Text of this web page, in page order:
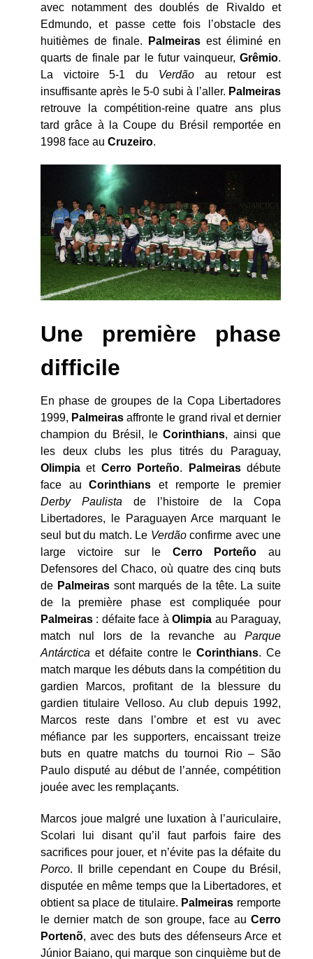
avec notamment des doublés de Rivaldo et
Edmundo, et passe cette fois l’obstacle des
huitièmes de finale.
Palmeiras est éliminé en
quarts de finale par le futur vainqueur, Grêmio.
La victoire 5-1 du Verdãoau retour est
insuffisante après le 5-0 subi à l’aller. Palmeiras
retrouve la compétition-reine quatre ans plus
tard grâce à la Coupe du Brésil remportée en
1998 face au Cruzeiro.
Une première phase
difficile
En phase de groupes de la Copa Libertadores
1999, Palmeiras affronte le grand rival et dernier
champion du Brésil, leCorinthians, ainsi que
les deux clubs les plus titrés du Paraguay,
Olimpia et Cerro Porteño. Palmeirasdébute
face auCorinthians et remporte le premier
Derby Paulista de l’histoire de la Copa
Libertadores, le Paraguayen Arce marquant le
seul but du match. Le Verdãoconfirme avec une
large victoire sur le Cerro Porteño au
Defensores del Chaco, où quatre des cinq buts
de Palmeirassont marqués de la tête. La suite
de la première phase est compliquée pour
Palmeiras : défaite face àOlimpia au Paraguay,
match nul lors de la revanche au Parque
Antárctica et défaite contre leCorinthians. Ce
match marque les débuts dans la compétition du
gardien Marcos, profitant de la blessure du
gardien titulaire Velloso. Au club depuis 1992,
Marcos reste dans l’ombre et est vu avec
méfiance par les supporters, encaissant treize
buts en quatre matchs du tournoi Rio – São
Paulo disputé au début de l’année, compétition
jouée avec les remplaçants.
Marcos joue malgré une luxation à l’auriculaire,
Scolari lui disant qu’il faut parfois faire des
sacrifices pour jouer, et n’évite pas la défaite du
Porco. Il brille cependant en Coupe du Brésil,
disputée en même temps que la Libertadores, et
obtient sa place de titulaire. Palmeiras remporte
le dernier match de son groupe, face au Cerro
Portenõ, avec des buts des défenseurs Arce et
Júnior Baiano, qui marque son cinquième but de